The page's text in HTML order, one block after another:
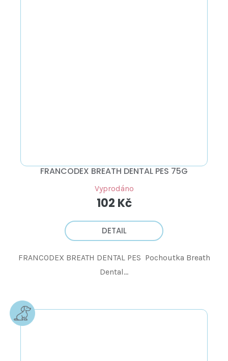
FRANCODEX BREATH DENTAL PES 75G
Vyprodáno
102 Kč
DETAIL
FRANCODEX BREATH DENTAL PES Pochoutka Breath
Dental...